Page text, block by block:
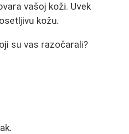
vašoj koži. Uvek
kožu.
su vas razočarali?